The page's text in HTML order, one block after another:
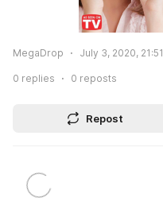
MegaDrop July 3, 2020, 21:51
0 replies 0 reposts
Repost